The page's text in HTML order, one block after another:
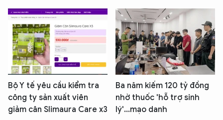
Bộ Y tế yêu cầu kiểm tra
công ty sản xuất viên
giảm cân Slimaura Care x3
Ba năm kiếm 120 tỷ đồng
nhờ thuốc 'hỗ trợ sinh
lý'...mạo danh